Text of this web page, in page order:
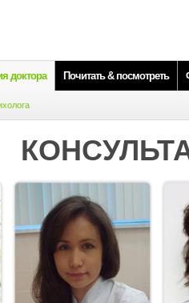
доктора Почитать & посмотреть